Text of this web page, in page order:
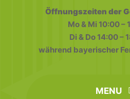
Öffnungszeiten der
Mo & Mi 10:00 –
Di & Do 14:00 –
während bayerischer
MENU